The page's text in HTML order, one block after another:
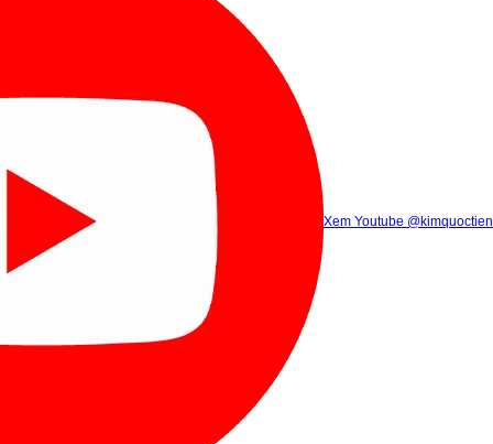
Xem Tik Tok
Gọi điện (8h00 - 21h30)
Xem Youtube @kimquoctien